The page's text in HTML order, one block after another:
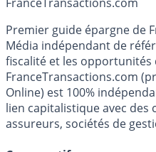
Accéder au simulateur
FranceTransactions.com
Premier guide épargne de
Média indépendant de
fiscalité et les opportunités
FranceTransactions.com
Online) est 100%
lien capitalistique avec des